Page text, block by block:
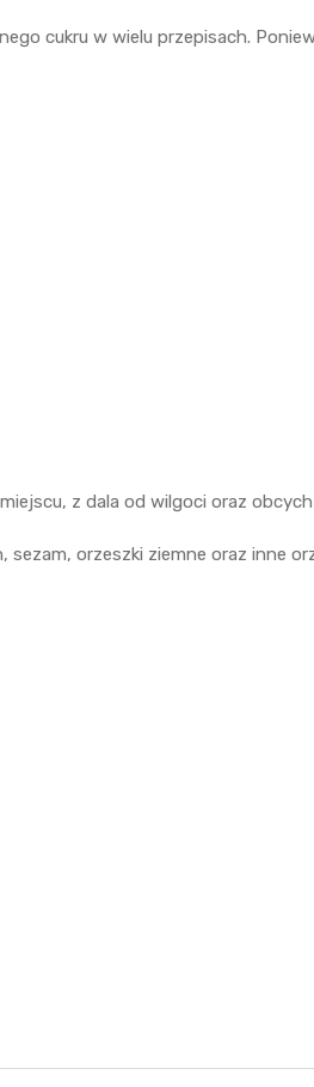
cukru w wielu przepisach.
z dala od wilgoci oraz
orzeszki ziemne oraz inne